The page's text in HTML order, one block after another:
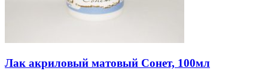
Лак акриловый матовый Сонет, 100мл